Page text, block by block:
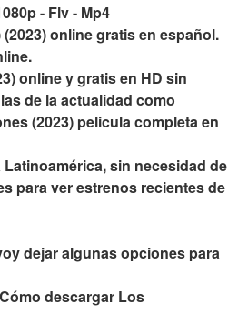
- Flv - Mp4
online gratis en español.
online y gratis en HD sin
de la actualidad como
(2023) pelicula completa en
sin necesidad de
para ver estrenos recientes de
dejar algunas opciones para
descargar Los